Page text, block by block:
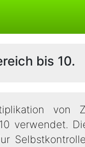
bis 10.
von
verwendet.